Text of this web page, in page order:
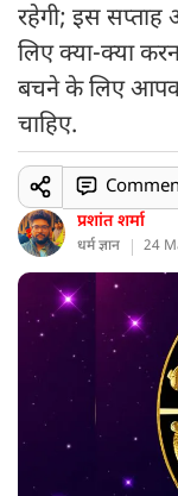
रहेगी; इस
लिए क्या-क्या
बचने के लिए
चाहिए.
प्रशांत शर्मा
धर्म ज्ञान 24